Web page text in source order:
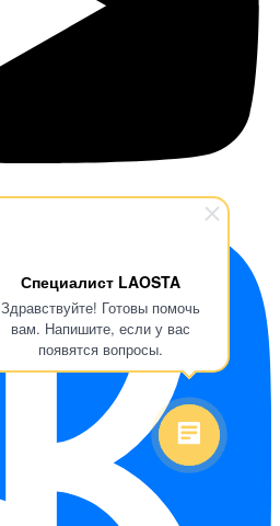
Специалист LAOSTA
Здравствуйте! Готовы помочь
вам. Напишите, если у вас
появятся вопросы.